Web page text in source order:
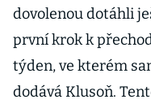
dovolenou dotáhli
první krok k
týden, ve kterém
dodává Klusoň.